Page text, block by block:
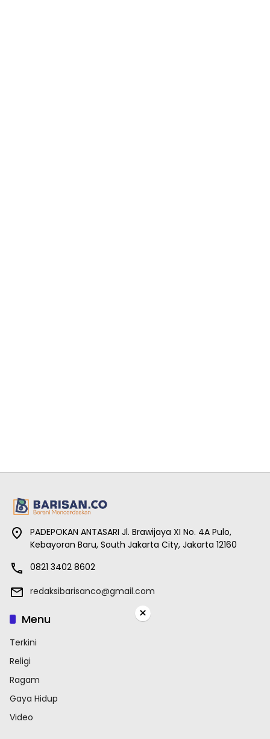
PADEPOKAN ANTASARI Jl. Brawijaya XI No. 4A Pulo,
Kebayoran Baru, South Jakarta City, Jakarta 12160
0821 3402 8602
redaksibarisanco@gmail.com
Menu
Terkini
Religi
Ragam
Gaya Hidup
Video
×